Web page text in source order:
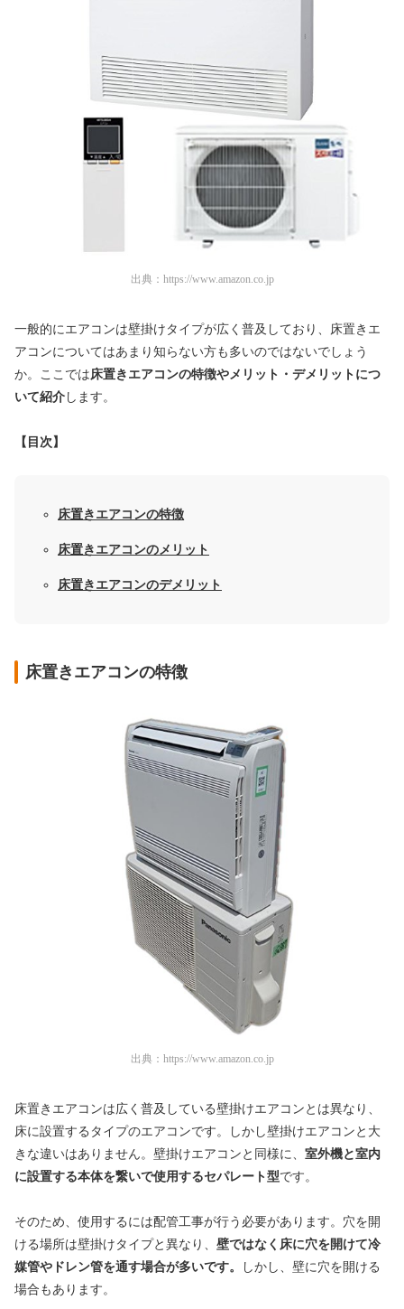
出典： https://www.amazon.co.jp
一般的にエアコンは壁掛けタイプが広く普及しており、床置きエ
アコンについてはあまり知らない方も多いのではないでしょう
か。ここでは床置きエアコンの特徴やメリット・デメリットにつ
いて紹介 します。
【目次】
床置きエアコンの特徴
床置きエアコンのメリット
床置きエアコンのデメリット
床置きエアコンの特徴
出典： https://www.amazon.co.jp
床置きエアコンは広く普及している壁掛けエアコンとは異なり、
床に設置するタイプのエアコンです。しかし壁掛けエアコンと大
きな違いはありません。壁掛けエアコンと同様に、 室外機と室内
に設置する本体を繋いで使用するセパレート型です。
そのため、使用するには配管工事が行う必要があります。穴を開
ける場所は壁掛けタイプと異なり、 壁ではなく床に穴を開けて冷
媒管やドレン管を通す場合が多いです。
しかし、壁に穴を開ける
場合もあります。